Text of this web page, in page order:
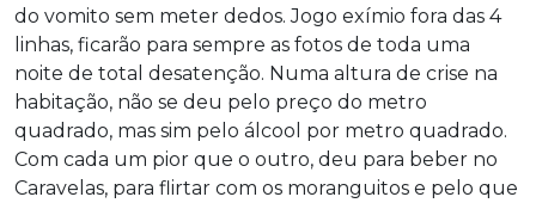
do vomito sem meter dedos. Jogo exímio fora das 4
linhas, ficarão para sempre as fotos de toda uma
noite de total desatenção. Numa altura de crise na
habitação, não se deu pelo preço do metro
quadrado, mas sim pelo álcool por metro quadrado.
Com cada um pior que o outro, deu para beber no
Caravelas, para flirtar com os moranguitos e pelo que